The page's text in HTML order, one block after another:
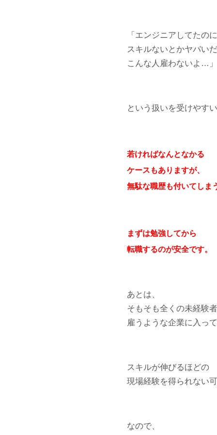
「エンジニアしてたのに
スキルないとかヤバい
こんな人雇わないよ…」
という扱いを受けやすい
若ければなんとなかる
ケースもありますが、
無駄な職歴も付いてしま
まずは勉強してから
転職するのが安全です。
あとは、
そもそも全くの未経験
雇うような企業に入って
スキルが伸びるほどの
現場経験を得られない
なので、